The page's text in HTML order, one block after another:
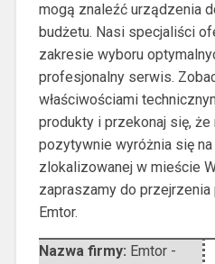
mogą znaleźć urządzenia
budżetu. Nasi specjaliści
zakresie wyboru
profesjonalny serwis.
właściwościami
produkty i przekonaj się,
pozytywnie wyróżnia się
zlokalizowanej w mieście
zapraszamy do przejrzenia
Emtor.
Nazwa firmy: Emtor -